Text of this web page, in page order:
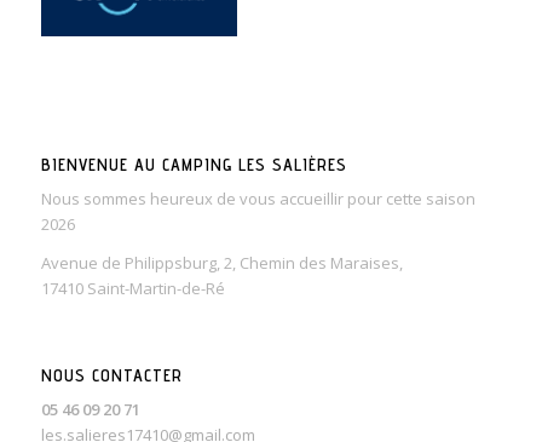
BIENVENUE AU CAMPING LES SALIÈRES
Nous sommes heureux de vous accueillir pour cette saison
2026
Avenue de Philippsburg, 2, Chemin des Maraises,
17410 Saint-Martin-de-Ré
NOUS CONTACTER
05 46 09 20 71
les.salieres17410@gmail.com